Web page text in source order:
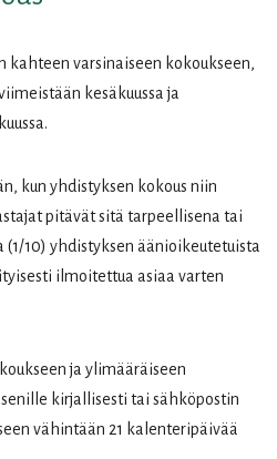
kahteen varsinaiseen kokoukseen,
kesäkuussa ja
kun yhdistyksen kokous niin
pitävät sitä tarpeellisena tai
(1/10) yhdistyksen äänioikeutetuista
ilmoitettua asiaa varten
ja ylimääräiseen
kirjallisesti tai sähköpostin
vähintään 21 kalenteripäivää